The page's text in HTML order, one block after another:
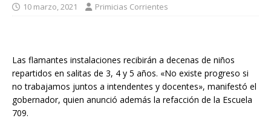
10 marzo, 2021 Primicias Corrientes
Las flamantes instalaciones recibirán a decenas de niños
repartidos en salitas de 3, 4 y 5 años. «No existe progreso si
no trabajamos juntos a intendentes y docentes», manifestó el
gobernador, quien anunció además la refacción de la Escuela
709.